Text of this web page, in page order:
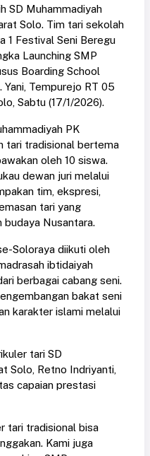
SD Muhammadiyah
Solo. Tim tari sekolah
1 Festival Seni Beregu
Launching SMP
Boarding School
Yani, Tempurejo RT 05
Sabtu (17/1/2026).
PK
tari tradisional bertema
oleh 10 siswa.
dewan juri melalui
tim, ekspresi,
tari yang
Nusantara.
Soloraya diikuti oleh
ibtidaiyah
berbagai cabang seni.
bakat seni
karakter islami melalui
tari SD
Solo, Retno Indriyanti,
capaian prestasi
tari tradisional bisa
Kami juga